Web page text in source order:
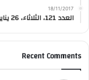
18/11/2017
العدد 121، الثلاثاء، 26 يناير 2016
Recent Comments